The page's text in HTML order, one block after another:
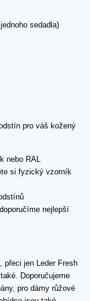
sedadla)
pro váš kožený
nebo RAL
si fyzický vzorník
nejlepší
přeci jen Leder Fresh
Doporučujeme
pro dámy růžové